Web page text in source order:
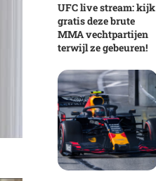
UFC live stream: kijk
gratis deze brute
MMA vechtpartijen
terwijl ze gebeuren!